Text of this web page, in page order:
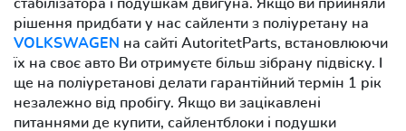
стабілізатора і подушкам двигуна. Якщо ви прийняли
рішення придбати у нас сайленти з поліуретану на
VOLKSWAGEN на сайті AutoritetParts, встановлюючи
їх на своє авто Ви отримуєте більш зібрану підвіску. І
ще на поліуретанові делати гарантійний термін 1 рік
незалежно від пробігу. Якщо ви зацікавлені
питаннями де купити, сайлентблоки і подушки